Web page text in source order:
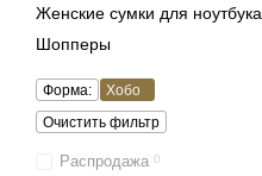
Женские сумки для ноутбука
Шопперы
Форма:
Хобо
Очистить фильтр
Распродажа 0